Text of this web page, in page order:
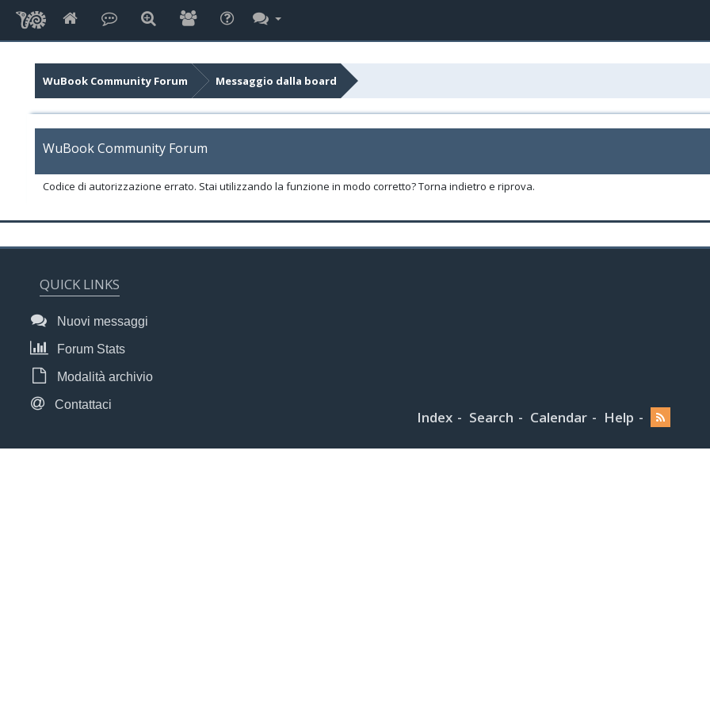
WuBook Community Forum Messaggio dalla board
WuBook Community Forum
Codice di autorizzazione errato. Stai utilizzando la funzione in modo corretto? Torna indietro e riprova.
QUICK LINKS
Nuovi messaggi
Forum Stats
Modalità archivio
Contattaci
Index Search Calendar Help